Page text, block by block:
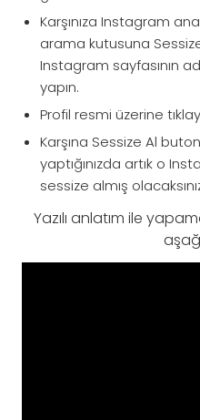
Karşınıza Instagram
arama kutusuna
Instagram sayfasının
yapın.
Profil resmi üzerine
Karşına Sessize Al
yaptığınızda artık o
sessize almış
Yazılı anlatım ile